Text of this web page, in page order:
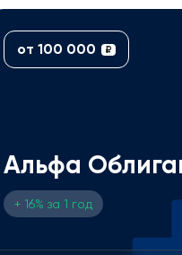
от 100 000 ₽
Альфа
+ 16% за 1 год